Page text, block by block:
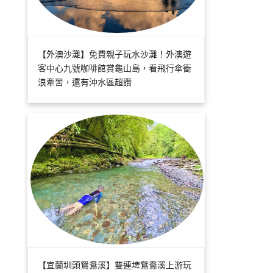
【外澳沙灘】免費親子玩水沙灘！外澳遊
客中心九號咖啡館賞龜山島，看飛行傘衝
浪牽罟，還有沖水區超讚
【宜蘭圳頭鴛鴦溪】雙連埤鴛鴦溪上游玩